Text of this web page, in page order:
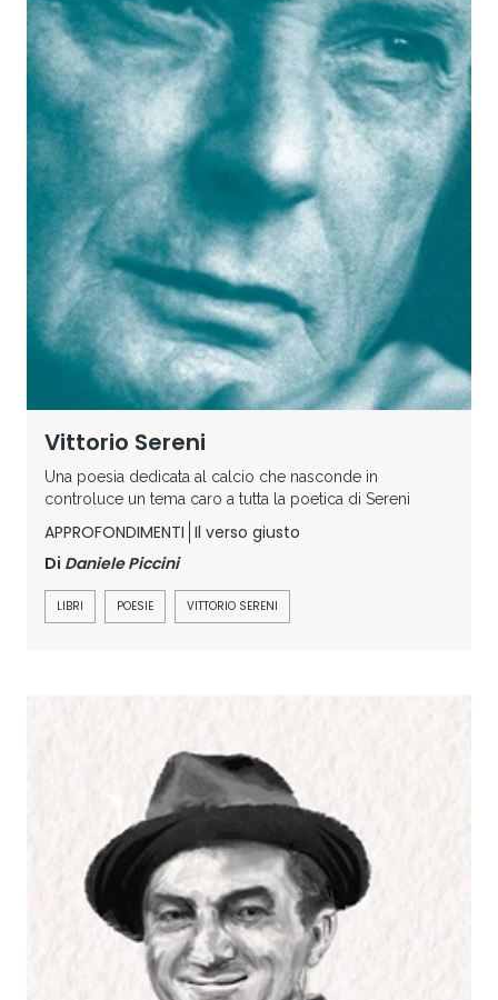
Vittorio Sereni
Una poesia dedicata al calcio che nasconde in
controluce un tema caro a tutta la poetica di Sereni
APPROFONDIMENTI Il verso giusto
Di Daniele Piccini
LIBRI POESIE VITTORIO SERENI